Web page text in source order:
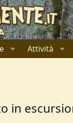
Attività
in